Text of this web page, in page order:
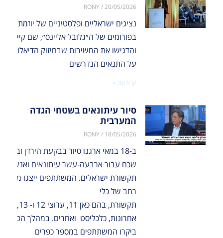
RONY 20/05/2026
נציגים ישראליים ופלסטיניים של יוזמת
בפורומים של ה״גלובל אליינס״, שם קיימו
והדגישו את החשיבות שבחיזוק הדיאלוג
על התנאים הנדרשים
קרא עוד »
סיור עיתונאים בשטחי הגדה
המערבית
RONY 18/05/2026
ב-18 במאי ארגנו סיור בבקעת הירדן ובאזור
שכם עבור ארבעה-עשר עיתונאים ואנשי
תקשורת ישראלים. המשתתפים ייצגו מגוון
רחב של כלי
תקשורת, בהם כאן 11, ערוצי 12 ו-
אחרונות, כלכליסט ואחרים. במהלך הסיור
ביקרו המשתתפים במספר כפרים